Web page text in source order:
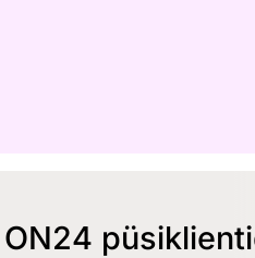
ON24